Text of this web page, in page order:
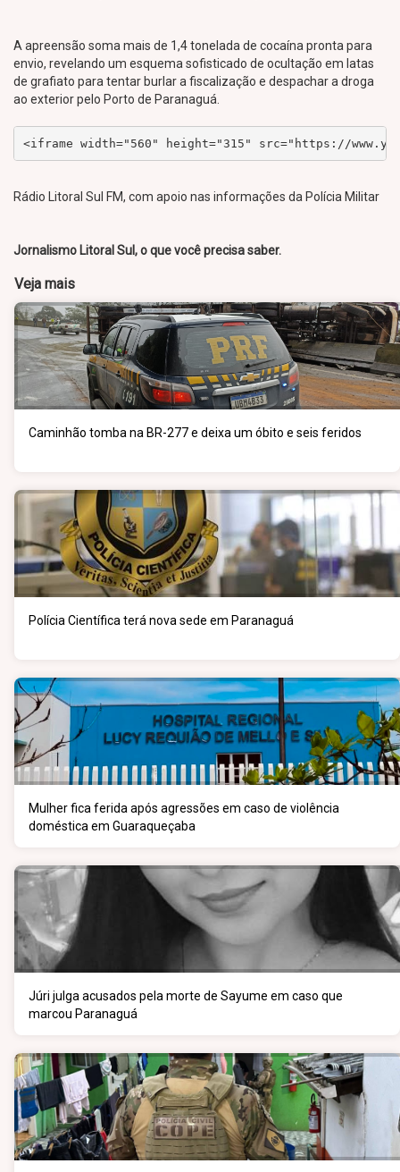
A apreensão soma mais de 1,4 tonelada de cocaína pronta para
envio, revelando um esquema sofisticado de ocultação em latas
de grafiato para tentar burlar a fiscalização e despachar a droga
ao exterior pelo Porto de Paranaguá.
<iframe width="560" height="315" src="https://
Rádio Litoral Sul FM, com apoio nas informações da Polícia Militar
Jornalismo Litoral Sul, o que você precisa saber.
Veja mais
Caminhão tomba na BR-277 e deixa um óbito e seis feridos
Polícia Científica terá nova sede em Paranaguá
Mulher fica ferida após agressões em caso de violência
doméstica em Guaraqueçaba
Júri julga acusados pela morte de Sayume em caso que
marcou Paranaguá